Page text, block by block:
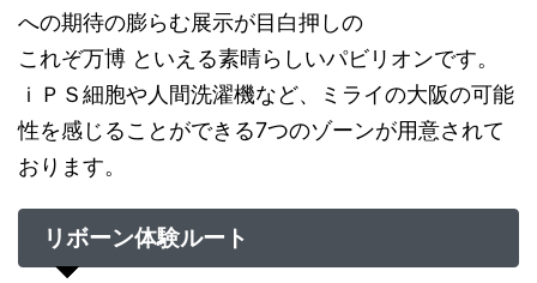
への期待の膨らむ展示が目白押しの
これぞ万博 といえる素晴らしいパビリオンです。
ｉＰＳ細胞や人間洗濯機など、ミライの大阪の可能
性を感じることができる7つのゾーンが用意されて
おります。
リボーン体験ルート